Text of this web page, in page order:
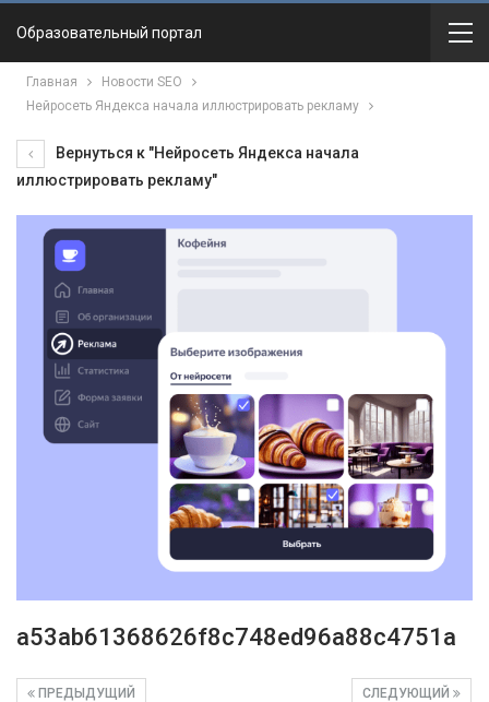
Образовательный портал
Главная
Новости SEO
Нейросеть Яндекса начала иллюстрировать рекламу
Вернуться к "Нейросеть Яндекса начала
иллюстрировать рекламу"
a53ab61368626f8c748ed96a88c4751a
СЛЕДУЮЩИЙ
ПРЕДЫДУЩИЙ